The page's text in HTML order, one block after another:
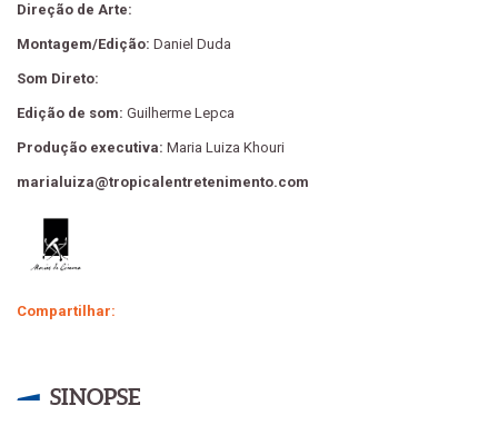
Direção de Arte:
Montagem/Edição: Daniel Duda
Som Direto:
Edição de som: Guilherme Lepca
Produção executiva: Maria Luiza Khouri
marialuiza@tropicalentretenimento.com
Compartilhar:
SINOPSE